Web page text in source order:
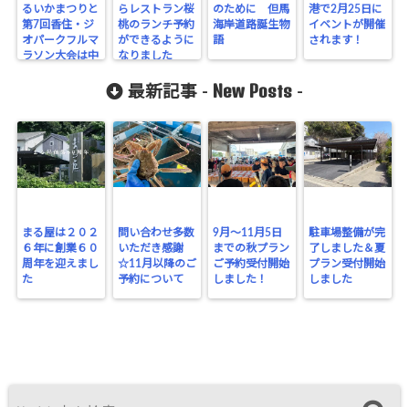
るいかまつりと
第7回香住・ジ
オパークフルマ
ラソン大会は中
らレストラン桜
桃のランチ予約
ができるように
なりました
のために 但馬
海岸道路誕生物
語
港で2月25日に
イベントが開催
されます！
最新記事 - New Posts -
まる屋は２０２
６年に創業６０
周年を迎えまし
た
問い合わせ多数
いただき感謝
☆11月以降のご
予約について
9月～11月5日
までの秋プラン
ご予約受付開始
しました！
駐車場整備が完
了しました＆夏
プラン受付開始
しました